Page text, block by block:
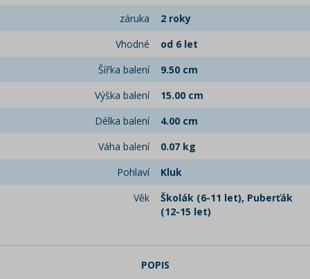
záruka
2 roky
Vhodné
od 6 let
Šířka balení
9.50 cm
Výška balení
15.00 cm
Délka balení
4.00 cm
Váha balení
0.07 kg
Pohlaví
Kluk
Věk
Školák (6-11 let), Puberťák
(12-15 let)
POPIS